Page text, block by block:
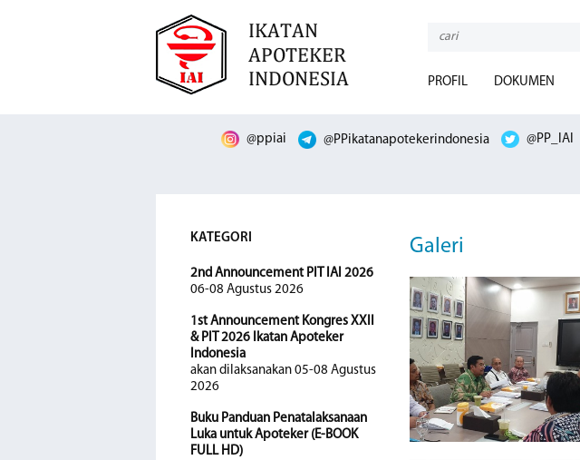
PROFIL DOKUMEN
@ppiai @PPikatanapotekerindonesia @PP_IAI
KATEGORI
2nd Announcement PIT IAI 2026
06-08 Agustus 2026
1st Announcement Kongres XXII
& PIT 2026 Ikatan Apoteker
Indonesia
akan dilaksanakan 05-08 Agustus
2026
Buku Panduan Penatalaksanaan
Luka untuk Apoteker (E-BOOK
FULL HD)
Galeri